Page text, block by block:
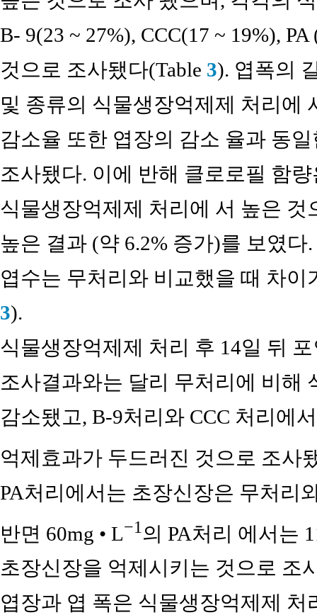
B- 9(23 ~ 27%), CCC(17 ~ 19%),
것으로 조사됐다(Table 3). 엽폭의
및 종류의 식물생장억제제 처리에
감소율 또한 엽장의 감소 율과 동
조사됐다. 이에 반해 클로로필 함
식물생장억제제 처리에 서 높은
높은 결과 (약 6.2% 증가)를 보였
엽수는 무처리와 비교했을 때 차이
3).
식물생장억제제 처리 후 14일 뒤
조사결과와는 달리 무처리에 비해
감소됐고, B-9처리와 CCC 처리에
억제효과가 두드러진 것으로 조사
PA처리에서는 초장신장은 무처리
반면 60mg • L−1 의 PA처리 에서는
초장신장을 억제시키는 것으로 조
엽장과 엽 폭은 식물생장억제제